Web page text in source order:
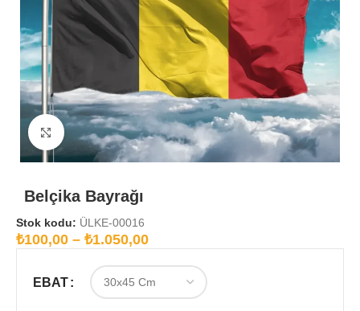
Büyütmek için tıklayın
Belçika Bayrağı
Stok kodu: ÜLKE-00016
₺100,00 – ₺1.050,00
EBAT